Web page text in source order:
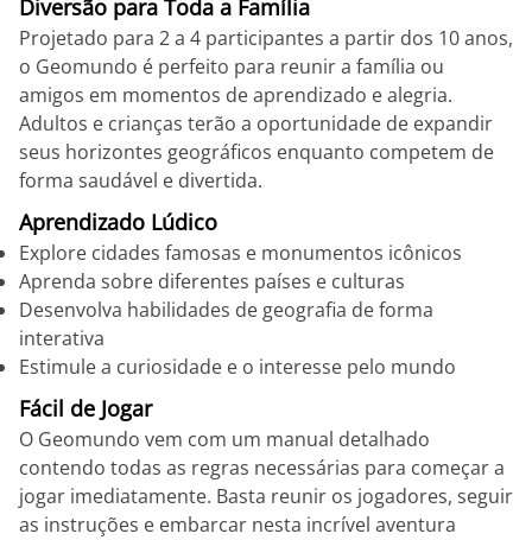
Diversão para Toda a Família
Projetado para 2 a 4 participantes a partir dos 10 anos,
o Geomundo é perfeito para reunir a família ou
amigos em momentos de aprendizado e alegria.
Adultos e crianças terão a oportunidade de expandir
seus horizontes geográficos enquanto competem de
forma saudável e divertida.
Aprendizado Lúdico
Explore cidades famosas e monumentos icônicos
Aprenda sobre diferentes países e culturas
Desenvolva habilidades de geografia de forma
interativa
Estimule a curiosidade e o interesse pelo mundo
Fácil de Jogar
O Geomundo vem com um manual detalhado
contendo todas as regras necessárias para começar a
jogar imediatamente. Basta reunir os jogadores, seguir
as instruções e embarcar nesta incrível aventura